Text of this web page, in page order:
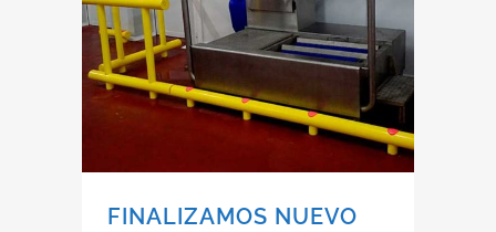
FINALIZAMOS NUEVO